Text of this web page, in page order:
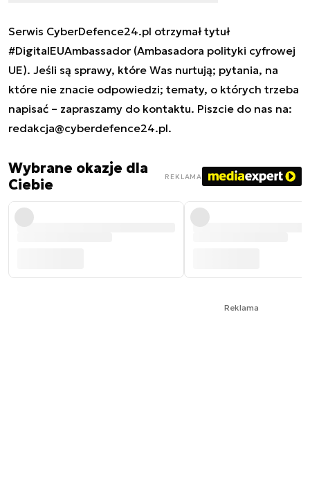
Serwis CyberDefence24.pl otrzymał tytuł
#DigitalEUAmbassador (Ambasadora polityki cyfrowej
UE). Jeśli są sprawy, które Was nurtują; pytania, na
które nie znacie odpowiedzi; tematy, o których trzeba
napisać – zapraszamy do kontaktu. Piszcie do nas na:
redakcja@cyberdefence24.pl.
Wybrane okazje dla
Ciebie
REKLAMA
Reklama